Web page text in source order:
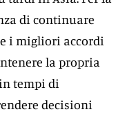
di continuare
i migliori accordi
la propria
tempi di
decisioni